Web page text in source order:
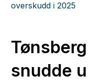
overskudd i 2025
snudde